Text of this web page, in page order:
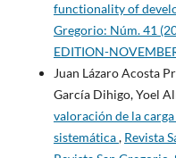
functionality of
Gregorio: Núm. 41
EDITION-
Juan Lázaro Acosta
García Dihigo, Yoel
valoración de la
sistemática, Revista